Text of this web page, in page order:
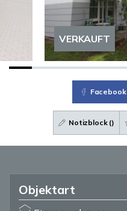
VERKAUFT
Facebook
Notizblock ()
Objektart